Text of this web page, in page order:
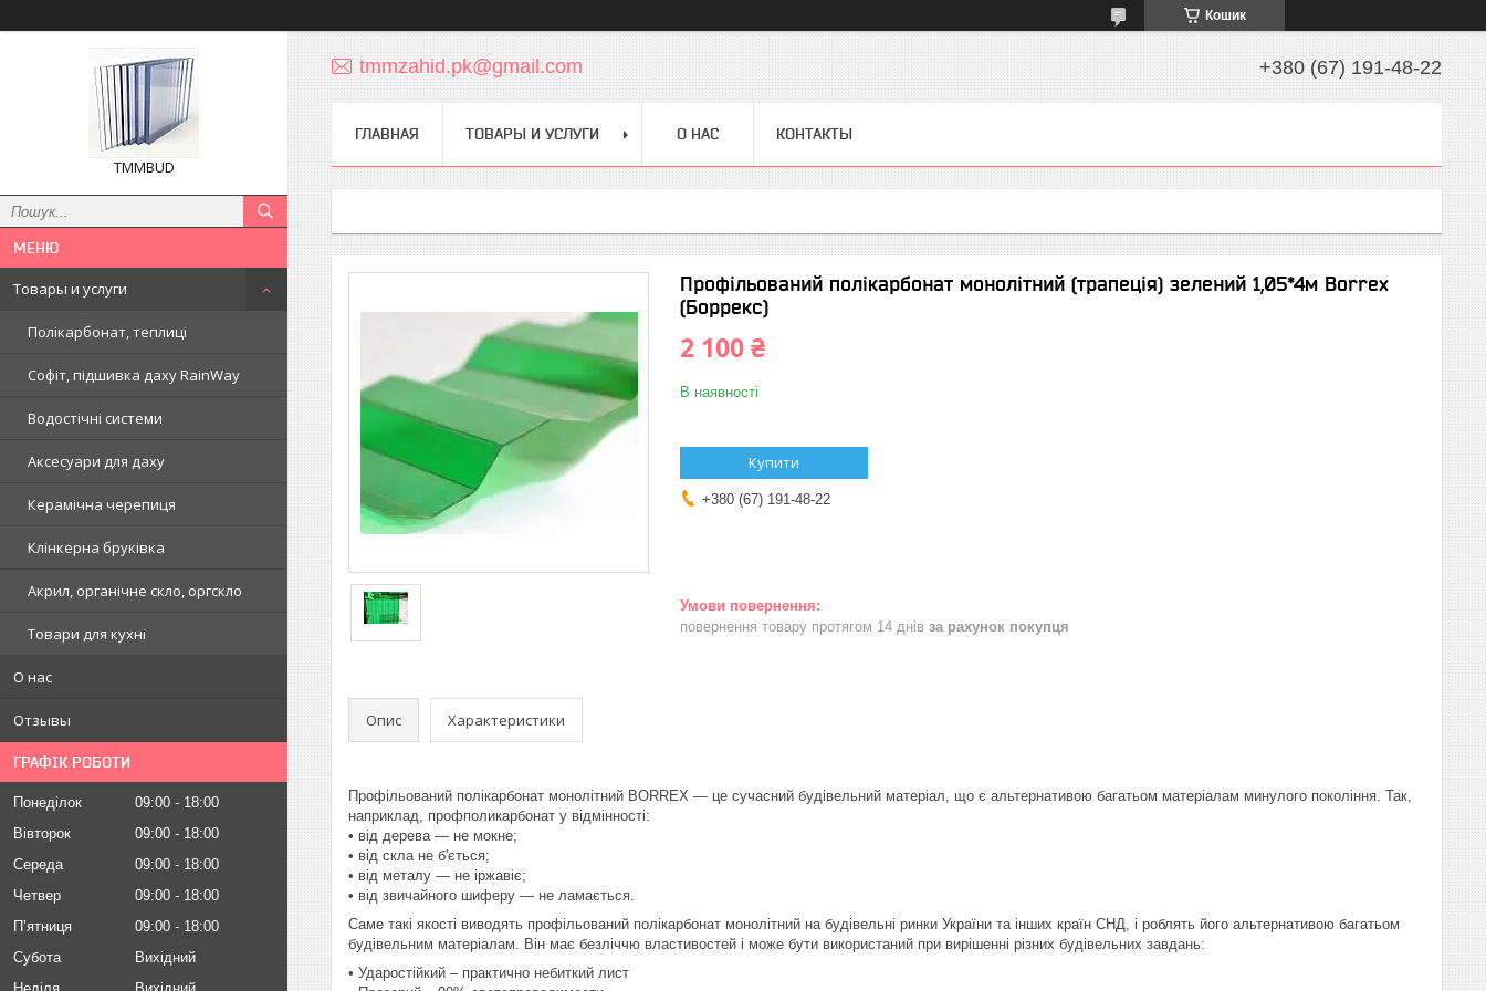
Кошик
TMMBUD
Товары и услуги
Полікарбонат, теплиці
Софіт, підшивка даху RainWay
Водостічні системи
Аксесуари для даху
Керамічна черепиця
Клінкерна бруківка
Акрил, органічне скло, оргскло
Товари для кухні
О нас
Отзывы
ГРАФІК РОБОТИ
Понеділок 09:00
18:00
Вівторок
09:00
18:00
Середа
09:00
18:00
Четвер
09:00
18:00
Пʼятниця
09:00
18:00
Субота
Вихідний
tmmzahid.pk@gmail.com +380 (67) 191-48-22
ГЛАВНАЯ ТОВАРЫ И УСЛУГИ О НАС КОНТАКТЫ
Профільований полікарбонат монолітний (трапеція) зелений 1,05*4м Borrex
(Боррекс)
2 100 ₴
В наявності
Купити
+380 (67) 191-48-22
повернення товару протягом 14 днів за рахунок покупця
Опис Характеристики
Профільований полікарбонат монолітний BORREX ― це сучасний будівельний матеріал, що є альтернативою багатьом матеріалам минулого покоління. Так,
наприклад, профполикарбонат у відмінності:
• від дерева ― не мокне;
• від скла не б'ється;
• від металу ― не іржавіє;
• від звичайного шиферу ― не ламається.
Саме такі якості виводять профільований полікарбонат монолітний на будівельні ринки України та інших країн СНД, і роблять його альтернативою багатьом
будівельним матеріалам. Він має безліччю властивостей і може бути використаний при вирішенні різних будівельних завдань:
• Ударостійкий – практично небиткий лист